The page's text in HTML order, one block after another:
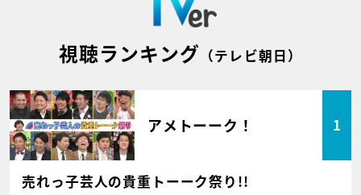
視聴ランキング （テレビ朝日）
アメトーーク！ 1
売れっ子芸人の貴重トーーク祭り!!